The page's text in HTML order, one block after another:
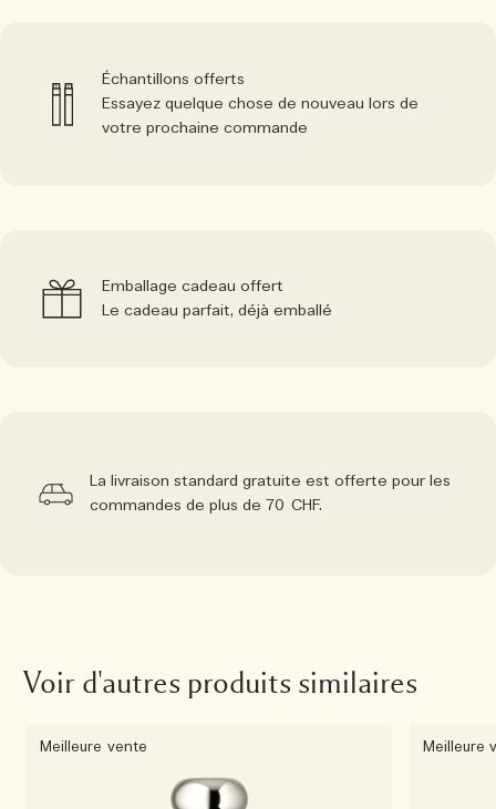
Échantillons offerts
Essayez quelque chose de nouveau lors de
votre prochaine commande
Emballage cadeau offert
Le cadeau parfait, déjà emballé
La livraison standard gratuite est offerte pour les
commandes de plus de 70 CHF.
Voir d'autres produits similaires
Meilleure vente Meilleure